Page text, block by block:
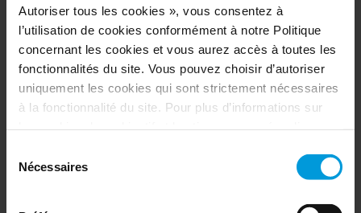
Autoriser tous les cookies », vous consentez à
l’utilisation de cookies conformément à notre Politique
concernant les cookies et vous aurez accès à toutes les
fonctionnalités du site. Vous pouvez choisir d’autoriser
uniquement les cookies qui sont strictement nécessaires
à la fonctionnalité du site. Pour plus d’informations sur
Concernant les cookies, votre consentement s’applique
milestonesys.com et aux sous-
. Concernant les cookies de Google, vous
Nécessaires
Boussole des valeurs et des
comportements
pots-de-vin, car ils constituent le fondement de nos
valeurs et de la boussole comportementale de Milestone.